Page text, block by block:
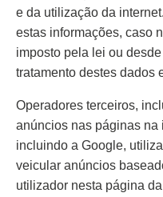
e da utilização da
estas informações, caso
imposto pela lei ou
tratamento destes dados
Operadores terceiros,
anúncios nas páginas na
incluindo a Google,
veicular anúncios
utilizador nesta página